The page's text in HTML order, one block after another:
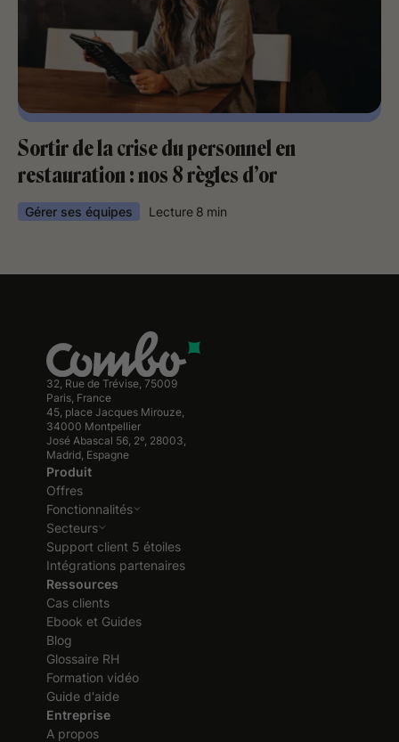
Sortir de la crise du personnel en
restauration : nos 8 règles d’or
Gérer ses équipes Lecture 8 min
32, Rue de Trévise, 75009
Paris, France
45, place Jacques Mirouze,
34000 Montpellier
José Abascal 56, 2º, 28003,
Madrid, Espagne
Produit
Offres
Fonctionnalités
Secteurs
Support client 5 étoiles
Intégrations partenaires
Ressources
Cas clients
Ebook et Guides
Blog
Glossaire RH
Formation vidéo
Guide d'aide
Entreprise
A propos